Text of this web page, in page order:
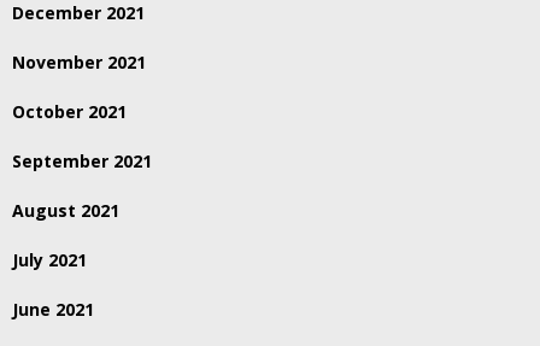
December 2021
November 2021
October 2021
September 2021
August 2021
July 2021
June 2021